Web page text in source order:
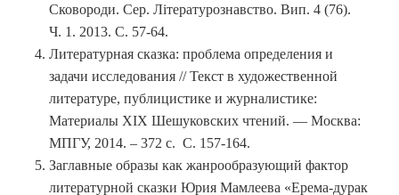
Сковороди. Сер. Літературознавство. Вип. 4 (76).
Ч. 1. 2013. С. 57-64.
Литературная сказка: проблема определения и
задачи исследования // Текст в художественной
литературе, публицистике и журналистике:
Материалы XIX Шешуковских чтений. — Москва:
МПГУ, 2014. – 372 с. С. 157-164.
Заглавные образы как жанрообразующий фактор
литературной сказки Юрия Мамлеева «Ерема-дурак